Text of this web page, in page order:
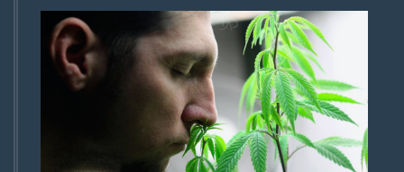
smellingmj.jpg